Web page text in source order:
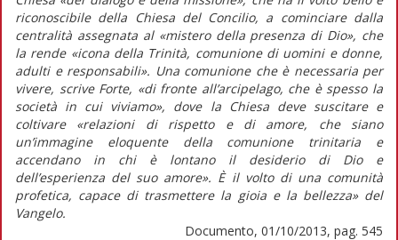
riconoscibile della Chiesa del Concilio, a cominciare dalla
centralità assegnata al «mistero della presenza di Dio», che
la rende «icona della Trinità, comunione di uomini e donne,
adulti e responsabili». Una comunione che è necessaria per
vivere, scrive Forte, «di fronte all’arcipelago, che è spesso la
società in cui viviamo», dove la Chiesa deve suscitare e
coltivare «relazioni di rispetto e di amore, che siano
un’immagine eloquente della comunione trinitaria e
accendano in chi è lontano il desiderio di Dio e
dell’esperienza del suo amore». È il volto di una comunità
profetica, capace di trasmettere la gioia e la bellezza» del
Vangelo.
Documento, 01/10/2013, pag. 545